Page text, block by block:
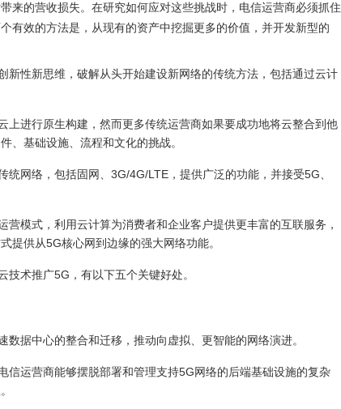
来的营收损失。在研究如何应对这些挑战时，电信运营商必须抓住
有效的方法是，从现有的资产中挖掘更多的价值，并开发新型的
性新思维，破解从头开始建设新网络的传统方法，包括通过云计
进行原生构建，然而更多传统运营商如果要成功地将云整合到他
、基础设施、流程和文化的挑战。
网络，包括固网、3G/4G/LTE，提供广泛的功能，并接受5G、
模式，利用云计算为消费者和企业客户提供更丰富的互联服务，
提供从5G核心网到边缘的强大网络功能。
术推广5G，有以下五个关键好处。
据中心的整合和迁移，推动向虚拟、更智能的网络演进。
运营商能够摆脱部署和管理支持5G网络的后端基础设施的复杂